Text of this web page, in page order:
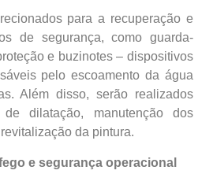
para a recuperação e
de segurança, como guarda-
e buzinotes – dispositivos
pelo escoamento da água
Além disso, serão realizados
dilatação, manutenção dos
da pintura.
e segurança operacional